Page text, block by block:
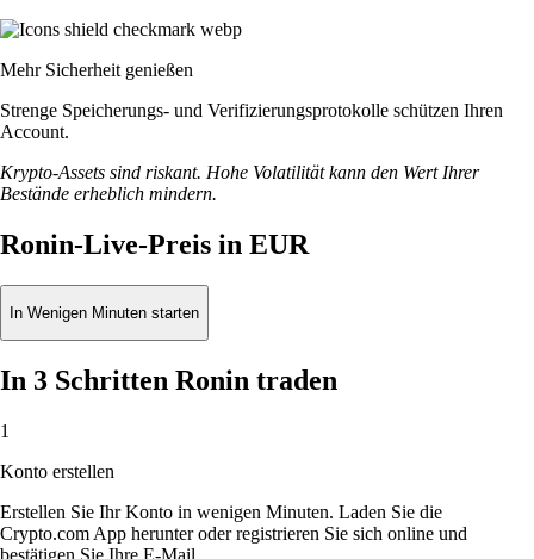
Mehr Sicherheit genießen
Strenge Speicherungs- und Verifizierungsprotokolle schützen Ihren
Account.
Krypto-Assets sind riskant. Hohe Volatilität kann den Wert Ihrer
Bestände erheblich mindern.
Ronin-Live-Preis in EUR
In Wenigen Minuten starten
In 3 Schritten Ronin traden
1
Konto erstellen
Erstellen Sie Ihr Konto in wenigen Minuten. Laden Sie die
Crypto.com App herunter oder registrieren Sie sich online und
bestätigen Sie Ihre E-Mail.